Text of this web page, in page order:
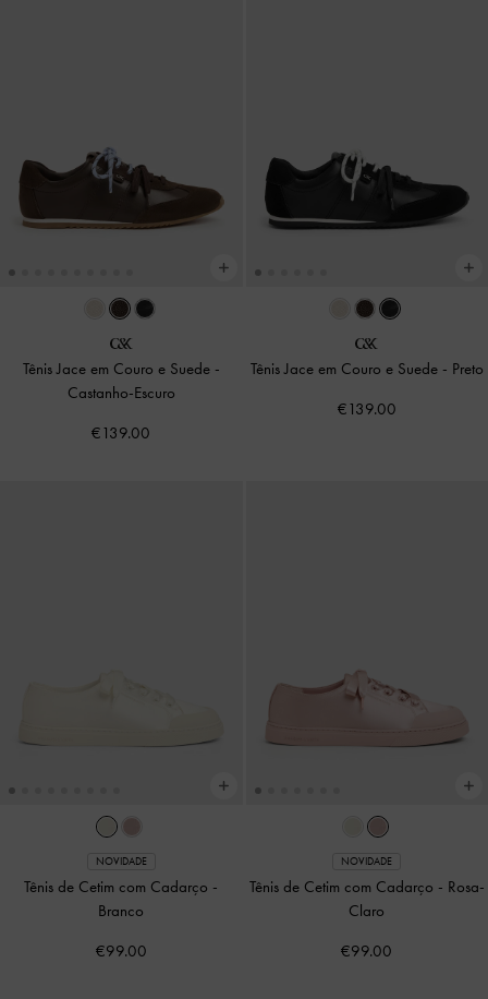
Tênis Jace em Couro e Suede -
Castanho-Escuro
€139.00
Tênis Jace em Couro e Suede - Preto
€139.00
NOVIDADE
Tênis de Cetim com Cadarço -
Branco
€99.00
NOVIDADE
Tênis de Cetim com Cadarço - Rosa-
Claro
€99.00